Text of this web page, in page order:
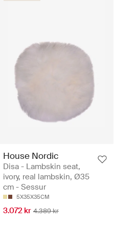
House Nordic
Disa - Lambskin seat,
ivory, real lambskin, Ø35
cm - Sessur
5X35X35CM
3.072 kr 4.389 kr